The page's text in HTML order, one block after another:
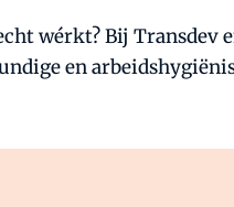
wérkt? Bij Transdev
en